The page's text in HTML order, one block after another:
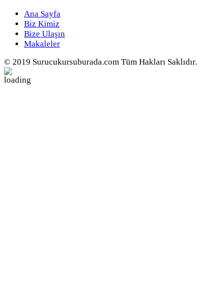
Ana Sayfa
Biz Kimiz
Bize Ulaşın
Makaleler
© 2019 Surucukursuburada.com Tüm Hakları Saklıdır.